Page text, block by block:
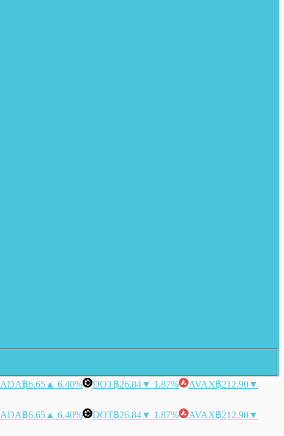
ADA฿6.65 ▲ 6.40% DOT฿26.84▼ 1.87% AVAX฿212.90▼
ADA฿6.65 ▲ 6.40% DOT฿26.84▼ 1.87% AVAX฿212.90▼